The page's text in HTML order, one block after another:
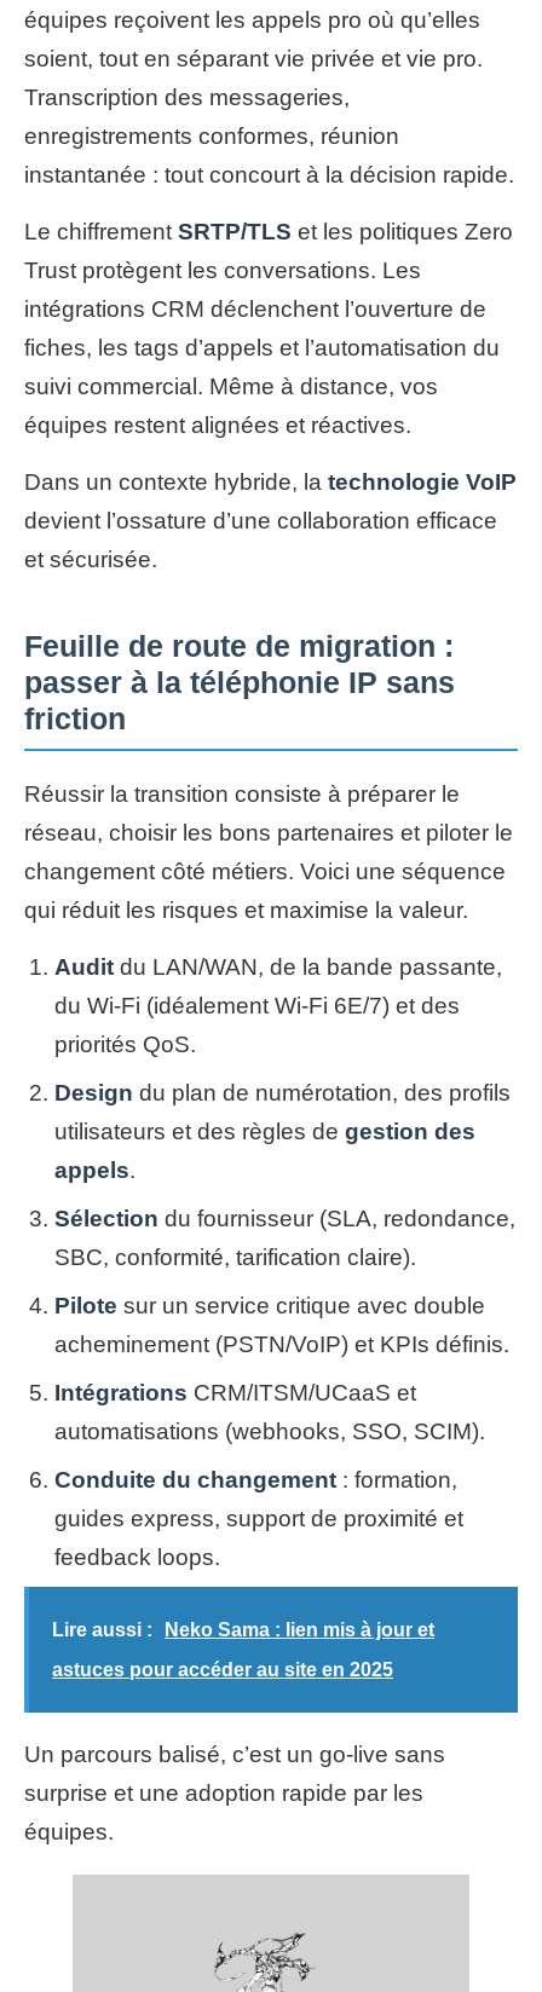
équipes reçoivent les appels pro où qu’elles
soient, tout en séparant vie privée et vie pro.
Transcription des messageries,
enregistrements conformes, réunion
instantanée : tout concourt à la décision rapide.
Le chiffrement SRTP/TLS et les politiques Zero
Trust protègent les conversations. Les
intégrations CRM déclenchent l’ouverture de
fiches, les tags d’appels et l’automatisation du
suivi commercial. Même à distance, vos
équipes restent alignées et réactives.
Dans un contexte hybride, la technologie VoIP
devient l’ossature d’une collaboration efficace
et sécurisée.
Feuille de route de migration :
passer à la téléphonie IP sans
friction
Réussir la transition consiste à préparer le
réseau, choisir les bons partenaires et piloter le
changement côté métiers. Voici une séquence
qui réduit les risques et maximise la valeur.
Audit du LAN/WAN, de la bande passante,
du Wi‑Fi (idéalement Wi‑Fi 6E/7) et des
priorités QoS.
Design du plan de numérotation, des profils
utilisateurs et des règles de gestion des
appels.
Sélection du fournisseur (SLA, redondance,
SBC, conformité, tarification claire).
Pilote sur un service critique avec double
acheminement (PSTN/VoIP) et KPIs définis.
Intégrations CRM/ITSM/UCaaS et
automatisations (webhooks, SSO, SCIM).
Conduite du changement : formation,
guides express, support de proximité et
feedback loops.
Lire aussi :
Neko Sama : lien mis à jour et
astuces pour accéder au site en 2025
Un parcours balisé, c’est un go-live sans
surprise et une adoption rapide par les
équipes.